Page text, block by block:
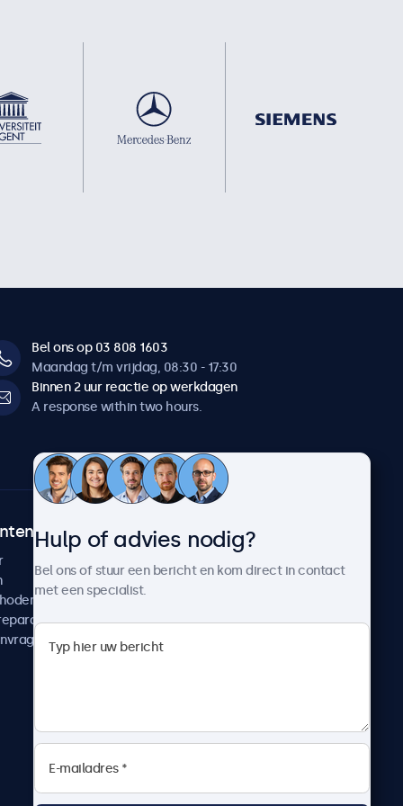
Bel ons op 03 808 1603
Maandag t/m vrijdag, 08:30 - 17:30
Binnen 2 uur reactie op werkdagen
A response within two hours.
Over Beetronics
Werken bij Beetronics
Algemene voorwaarden
Hulp of advies nodig?
Bel ons of stuur een bericht en kom direct in contact
met een specialist.